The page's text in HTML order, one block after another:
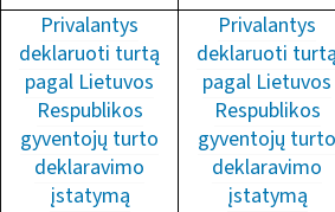
Privalantys
deklaruoti turtą
pagal Lietuvos
Respublikos
gyventojų turto
deklaravimo
įstatymą
Privalantys
deklaruoti
pagal Lietuvos
Respublikos
gyventojų turto
deklaravimo
įstatymą